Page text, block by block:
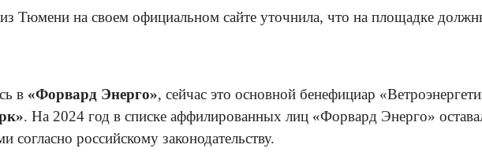
из Тюмени на своем официальном сайте уточнила, что на площадке
в «Форвард Энерго», сейчас это основной бенефициар
. На 2024 год в списке аффилированных лиц «Форвард Энерго»
согласно российскому законодательству.